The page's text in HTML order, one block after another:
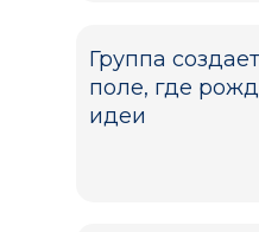
Группа
поле, где
идеи